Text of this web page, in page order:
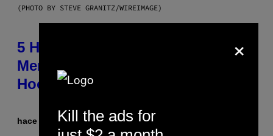
(PHOTO BY STEVE GRANITZ/WIREIMAGE)
5 Hip-Hop Songs That Are Most
Memorable for Their Classic
Hooks
hace 10 horasPor Caleb Catlin
×
Kill the ads for